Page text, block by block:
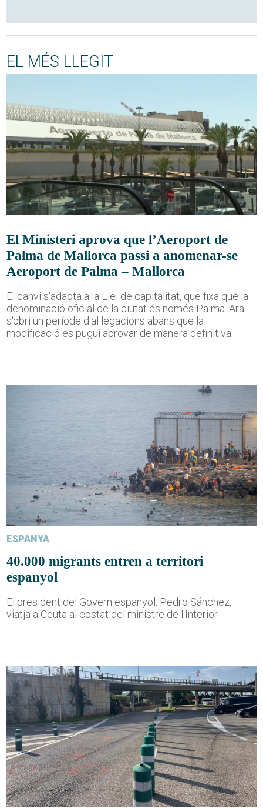
EL MÉS LLEGIT
El Ministeri aprova que l’Aeroport de
Palma de Mallorca passi a anomenar-se
Aeroport de Palma – Mallorca
El canvi s'adapta a la Llei de capitalitat, que fixa que la
denominació oficial de la ciutat és només Palma. Ara
s'obri un període d'al·legacions abans que la
modificació es pugui aprovar de manera definitiva.
ESPANYA
40.000 migrants entren a territori
espanyol
El president del Govern espanyol, Pedro Sánchez,
viatja a Ceuta al costat del ministre de l'Interior